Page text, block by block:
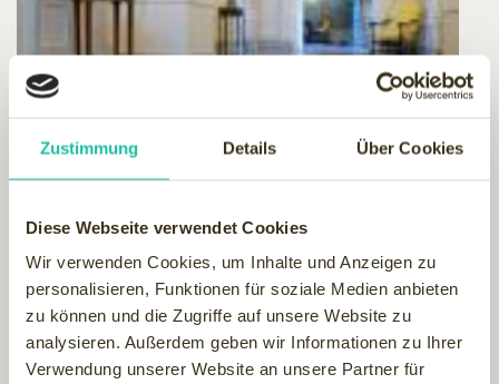
Zustimmung Details Über Cookies
Diese Webseite verwendet Cookies
Wir verwenden Cookies, um Inhalte und Anzeigen zu
personalisieren, Funktionen für soziale Medien anbieten
zu können und die Zugriffe auf unsere Website zu
analysieren. Außerdem geben wir Informationen zu Ihrer
Verwendung unserer Website an unsere Partner für